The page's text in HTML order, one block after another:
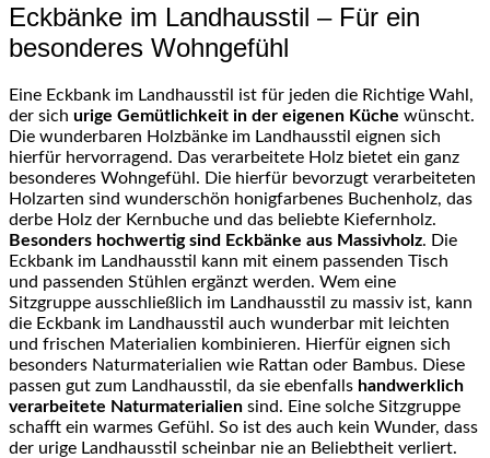
Eckbänke im Landhausstil – Für ein
besonderes Wohngefühl
Eine Eckbank im Landhausstil ist für jeden die Richtige Wahl,
der sich urige Gemütlichkeit in der eigenen Küche wünscht.
Die wunderbaren Holzbänke im Landhausstil eignen sich
hierfür hervorragend. Das verarbeitete Holz bietet ein ganz
besonderes Wohngefühl. Die hierfür bevorzugt verarbeiteten
Holzarten sind wunderschön honigfarbenes Buchenholz, das
derbe Holz der Kernbuche und das beliebte Kiefernholz.
Besonders hochwertig sind Eckbänke aus Massivholz. Die
Eckbank im Landhausstil kann mit einem passenden Tisch
und passenden Stühlen ergänzt werden. Wem eine
Sitzgruppe ausschließlich im Landhausstil zu massiv ist, kann
die Eckbank im Landhausstil auch wunderbar mit leichten
und frischen Materialien kombinieren. Hierfür eignen sich
besonders Naturmaterialien wie Rattan oder Bambus. Diese
passen gut zum Landhausstil, da sie ebenfalls handwerklich
verarbeitete Naturmaterialien sind. Eine solche Sitzgruppe
schafft ein warmes Gefühl. So ist des auch kein Wunder, dass
der urige Landhausstil scheinbar nie an Beliebtheit verliert.